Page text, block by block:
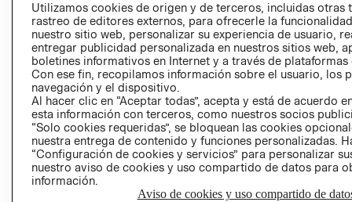
AVISO DE
PRIVACIDAD
GIFT CARD
Utilizamos cookies de origen y de terceros, incluidas otras
rastreo de editores externos, para ofrecerle la
nuestro sitio web, personalizar su experiencia de usuario,
entregar publicidad personalizada en nuestros sitios web,
boletines informativos en Internet y a través de plataformas
Con ese fin, recopilamos información sobre el usuario, los
navegación y el dispositivo.
Al hacer clic en “Aceptar todas”, acepta y está de acuerdo
esta información con terceros, como nuestros socios
“Solo cookies requeridas”, se bloquean las cookies
nuestra entrega de contenido y funciones personalizadas.
“Configuración de cookies y servicios” para personalizar
nuestro aviso de cookies y uso compartido de datos para
información.
Aviso de cookies y uso compartido de